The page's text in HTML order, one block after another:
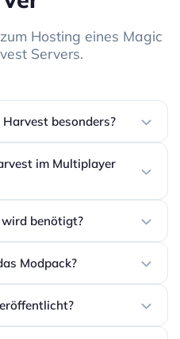
Hosting eines Magic
Servers.
besonders?
im Multiplayer
benötigt?
Modpack?